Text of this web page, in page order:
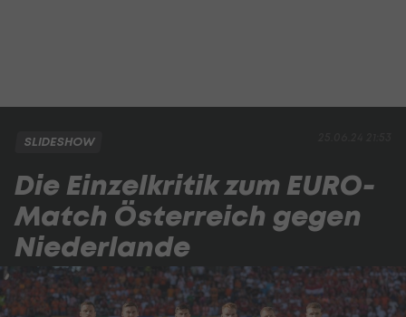
SLIDESHOW
Die Einzelkritik zum EURO-
Match Österreich gegen
Niederlande